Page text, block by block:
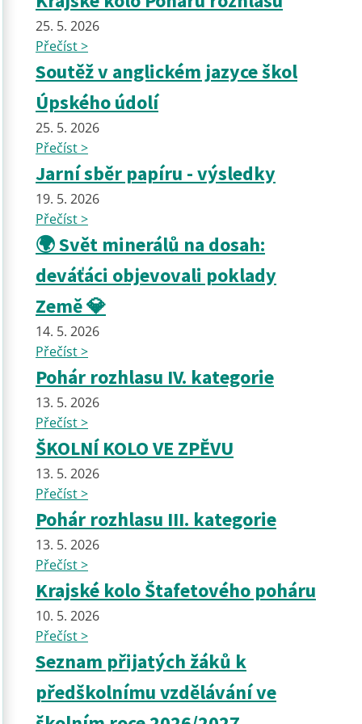
25. 5. 2026
Přečíst >
Soutěž v anglickém jazyce škol
Úpského údolí
25. 5. 2026
Přečíst >
Jarní sběr papíru - výsledky
19. 5. 2026
Přečíst >
🌍 Svět minerálů na dosah:
deváťáci objevovali poklady
Země 💎
14. 5. 2026
Přečíst >
Pohár rozhlasu IV. kategorie
13. 5. 2026
Přečíst >
ŠKOLNÍ KOLO VE ZPĚVU
13. 5. 2026
Přečíst >
Pohár rozhlasu III. kategorie
13. 5. 2026
Přečíst >
Krajské kolo Štafetového poháru
10. 5. 2026
Přečíst >
Seznam přijatých žáků k
předškolnímu vzdělávání ve